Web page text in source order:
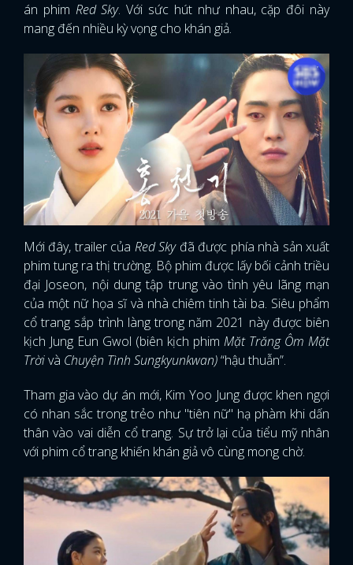
án phim Red Sky. Với sức hút như nhau, cặp đôi này
mang đến nhiều kỳ vọng cho khán giả.
Mới đây, trailer của Red Skyđã được phía nhà sản xuất
phim tung ra thị trường. Bộ phim được lấy bối cảnh triều
đại Joseon, nội dung tập trung vào tình yêu lãng mạn
của một nữ họa sĩ và nhà chiêm tinh tài ba. Siêu phẩm
cổ trang sắp trình làng trong năm 2021 này được biên
kịch Jung Eun Gwol (biên kịch phim Mặt Trăng Ôm Mặt
Trờivà Chuyện Tình Sungkyunkwan)“hậu thuẫn”.
Tham gia vào dự án mới, Kim Yoo Jung được khen ngợi
có nhan sắc trong trẻo như "tiên nữ" hạ phàm khi dấn
thân vào vai diễn cổ trang. Sự trở lại của tiểu mỹ nhân
với phim cổ trang khiến khán giả vô cùng mong chờ.